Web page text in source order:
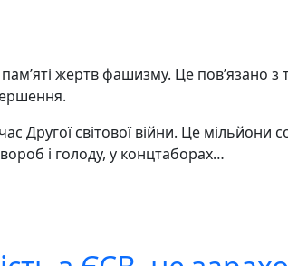
жертв фашизму. Це пов’язано
Другої світової війни. Це мільйони
і голоду, у концтаборах…